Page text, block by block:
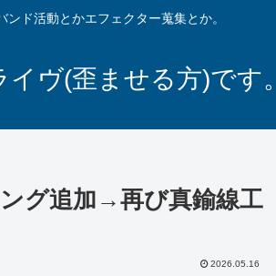
ンド活動とかエフェクター蒐集とか。
ヴ(歪ませる方)です。
グ追加→再び真鍮線工
2026.05.16